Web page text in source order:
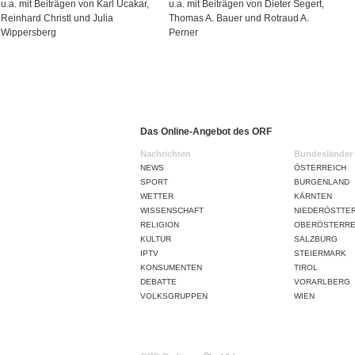
u.a. mit Beiträgen von Karl Ucakar,
Reinhard Christl und Julia
Wippersberg
u.a. mit Beiträgen von Dieter Segert,
Thomas A. Bauer und Rotraud A.
Perner
Das Online-Angebot des ORF
Nachrichten
NEWS
SPORT
WETTER
WISSENSCHAFT
RELIGION
KULTUR
IPTV
KONSUMENTEN
DEBATTE
VOLKSGRUPPEN
Bundesländer
ÖSTERREICH
BURGENLAND
KÄRNTEN
SALZBURG
STEIERMARK
TIROL
VORARLBERG
WIEN